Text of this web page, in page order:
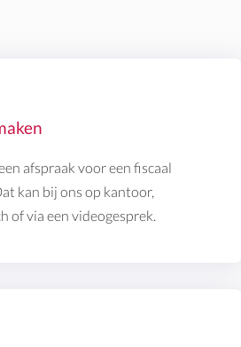
afspraak voor een fiscaal
kan bij ons op kantoor,
of via een videogesprek.